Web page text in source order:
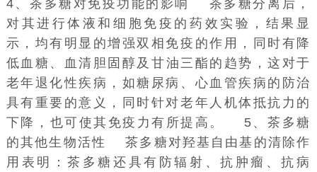
4、茶多糖对免疫功能的影响 茶多糖分离后，
对其进行体液和细胞免疫的药效实验，结果显
示，均有明显的增强双相免疫的作用，同时有降
低血糖、血清胆固醇及 甘油三酯 的趋势，这对于
老年退化性疾病，如糖尿病、心血管疾病 的防治
具有重要的意义，同时针对老年人机体抵抗力的
下降，也可使其免疫力有所提高。 5、茶多糖
的其他生物活性 茶多糖对羟基自由基 的清除作
用表明：茶多糖还具有防辐射、抗肿瘤、抗病